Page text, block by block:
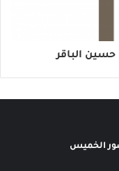
الباقر
الخميس